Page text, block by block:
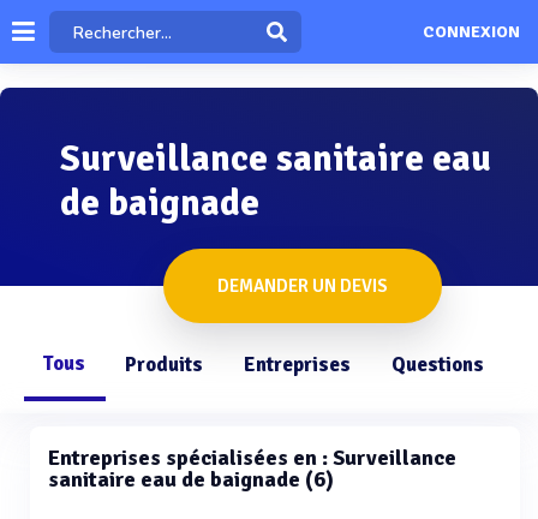
CONNEXION
Surveillance sanitaire eau
de baignade
DEMANDER UN DEVIS
Tous Produits Entreprises Questions
Entreprises spécialisées en : Surveillance
sanitaire eau de baignade (6)